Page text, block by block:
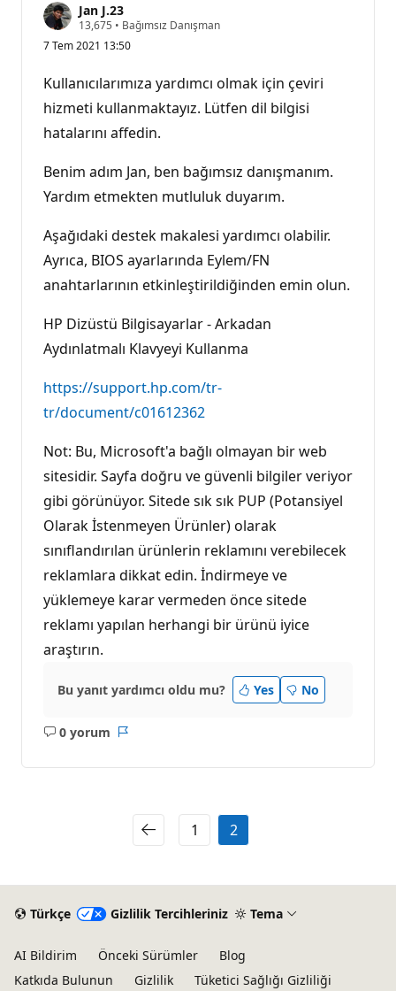
Jan J.23
13,675 S
y
ı
n
l
ı
k
a
ı
• Bağımsız Danışman
7 Tem 2021 13:50
Kullanıcılarımıza yardımcı olmak için çeviri
hizmeti kullanmaktayız. Lütfen dil bilgisi
hatalarını affedin.
Benim adım Jan, ben bağımsız danışmanım.
Yardım etmekten mutluluk duyarım.
Aşağıdaki destek makalesi yardımcı olabilir.
Ayrıca, BIOS ayarlarında Eylem/FN
anahtarlarının etkinleştirildiğinden emin olun.
HP Dizüstü Bilgisayarlar - Arkadan
Aydınlatmalı Klavyeyi Kullanma
https://support.hp.com/tr-
tr/document/c01612362
Not: Bu, Microsoft'a bağlı olmayan bir web
sitesidir. Sayfa doğru ve güvenli bilgiler veriyor
gibi görünüyor. Sitede sık sık PUP (Potansiyel
Olarak İstenmeyen Ürünler) olarak
sınıflandırılan ürünlerin reklamını verebilecek
reklamlara dikkat edin. İndirmeye ve
yüklemeye karar vermeden önce sitede
reklamı yapılan herhangi bir ürünü iyice
araştırın.
Bu yanıt yardımcı oldu mu? Yes No
0 yorum
Açıklama
1 2
Türkçe Gizlilik Tercihleriniz Tema
AI Bildirim Önceki Sürümler
Blog
Katkıda Bulunun
Gizlilik Tüketici Sağlığı Gizliliği